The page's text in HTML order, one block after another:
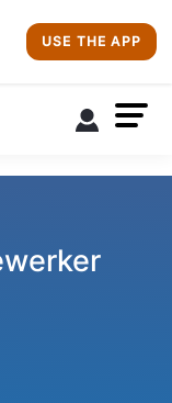
USE THE APP